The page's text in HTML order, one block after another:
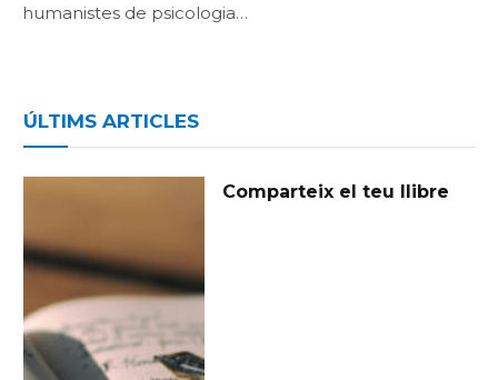
humanistes de psicologia…
ÚLTIMS ARTICLES
Comparteix el teu llibre